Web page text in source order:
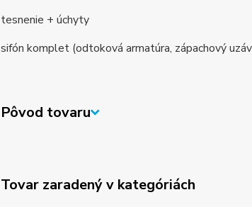
tesnenie + úchyty
sifón komplet (odtoková armatúra, zápachový
Pôvod tovaru
Tovar zaradený v kategóriách